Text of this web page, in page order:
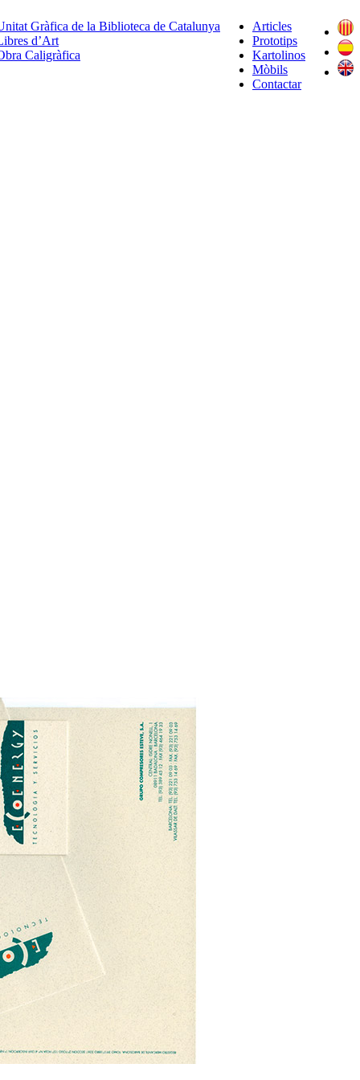
Articles
Prototips
Kartolinos
Mòbils
Contactar
Gràfica de la Biblioteca de Catalunya
d’Art
Caligràfica